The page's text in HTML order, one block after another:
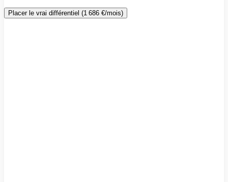
Placer le vrai différentiel (1 686 €/mois)